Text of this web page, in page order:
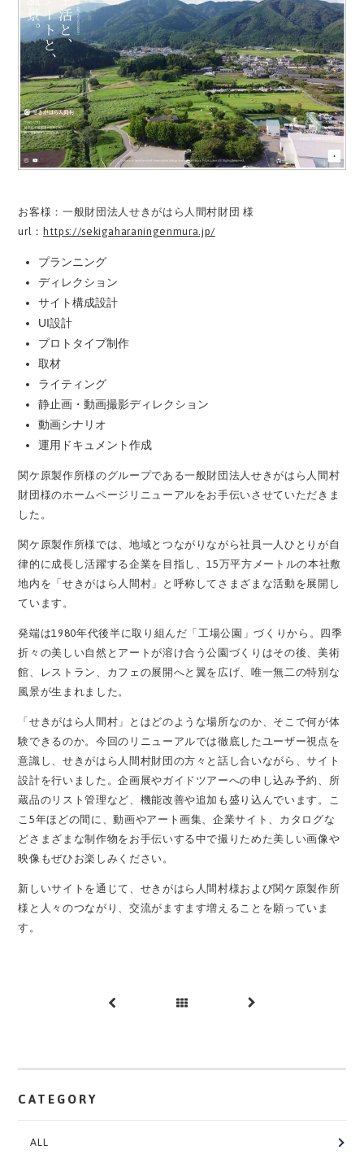
お客様：一般財団法人せきがはら人間村財団 様
url： https://sekigaharaningenmura.jp/
プランニング
ディレクション
サイト構成設計
UI設計
プロトタイプ制作
取材
ライティング
静止画・動画撮影ディレクション
動画シナリオ
運用ドキュメント作成
関ケ原製作所様のグループである一般財団法人せきがはら人間村
財団様のホームページリニューアルをお手伝いさせていただきま
した。
関ケ原製作所様では、地域とつながりながら社員一人ひとりが自
律的に成長し活躍する企業を目指し、15万平方メートルの本社敷
地内を「せきがはら人間村」と呼称してさまざまな活動を展開し
ています。
発端は1980年代後半に取り組んだ「工場公園」づくりから。四季
折々の美しい自然とアートが溶け合う公園づくりはその後、美術
館、レストラン、カフェの展開へと翼を広げ、唯一無二の特別な
風景が生まれました。
「せきがはら人間村」とはどのような場所なのか、そこで何が体
験できるのか。今回のリニューアルでは徹底したユーザー視点を
意識し、せきがはら人間村財団の方々と話し合いながら、サイト
設計を行いました。企画展やガイドツアーへの申し込み予約、所
蔵品のリスト管理など、機能改善や追加も盛り込んでいます。こ
こ5年ほどの間に、動画やアート画集、企業サイト、カタログな
どさまざまな制作物をお手伝いする中で撮りためた美しい画像や
映像もぜひお楽しみください。
新しいサイトを通じて、せきがはら人間村様および関ケ原製作所
様と人々のつながり、交流がますます増えることを願っていま
す。
CATEGORY
ALL